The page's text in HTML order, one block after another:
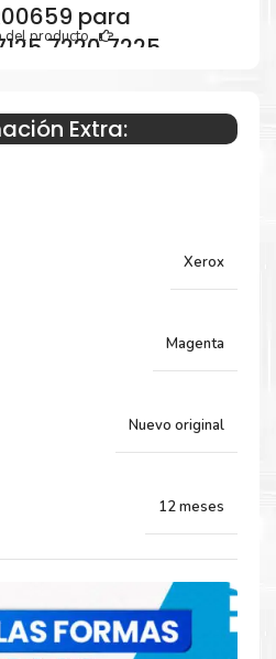
para
7220 7225
013R00659 para
7220 7225
del producto...
Extra:
Xerox
Magenta
Nuevo original
12 meses